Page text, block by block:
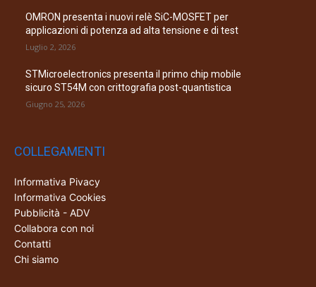
OMRON presenta i nuovi relè SiC-MOSFET per
applicazioni di potenza ad alta tensione e di test
Luglio 2, 2026
STMicroelectronics presenta il primo chip mobile
sicuro ST54M con crittografia post-quantistica
Giugno 25, 2026
COLLEGAMENTI
Informativa Pivacy
Informativa Cookies
Pubblicità - ADV
Collabora con noi
Contatti
Chi siamo